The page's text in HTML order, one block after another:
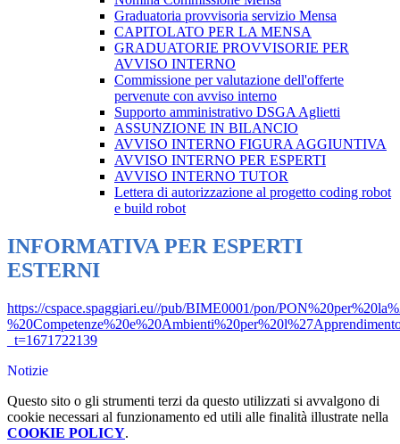
Graduatoria provvisoria servizio Mensa
CAPITOLATO PER LA MENSA
GRADUATORIE PROVVISORIE PER
AVVISO INTERNO
Commissione per valutazione dell'offerte
pervenute con avviso interno
Supporto amministrativo DSGA Aglietti
ASSUNZIONE IN BILANCIO
AVVISO INTERNO FIGURA AGGIUNTIVA
AVVISO INTERNO PER ESPERTI
AVVISO INTERNO TUTOR
Lettera di autorizzazione al progetto coding robot
e build robot
INFORMATIVA PER ESPERTI
ESTERNI
https://cspace.spaggiari.eu//pub/BIME0001/pon/
_t=1671722139
Notizie
Questo sito o gli strumenti terzi da questo utilizzati si avvalgono di
cookie necessari al funzionamento ed utili alle finalità illustrate nella
COOKIE POLICY.